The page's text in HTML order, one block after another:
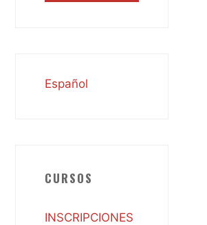
Español
CURSOS
INSCRIPCIONES